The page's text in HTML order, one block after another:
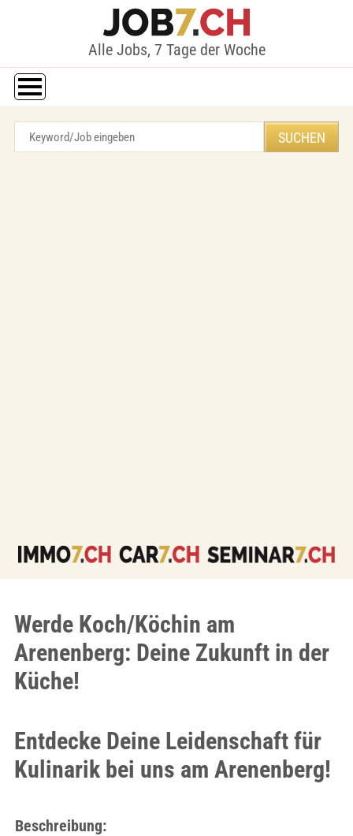
Alle Jobs, 7 Tage der Woche
Werde Koch/Köchin am
Arenenberg: Deine Zukunft in der
Küche!
Entdecke Deine Leidenschaft für
Kulinarik bei uns am Arenenberg!
Beschreibung: